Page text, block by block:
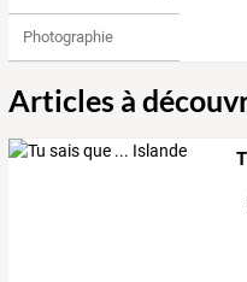
Photographie
Articles à